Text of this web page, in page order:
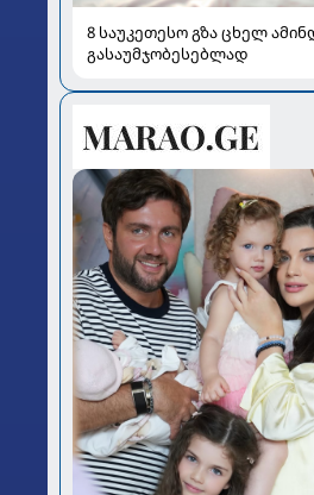
8 საუკეთესო გზა ცხელ
გასაუმჯობესებლად